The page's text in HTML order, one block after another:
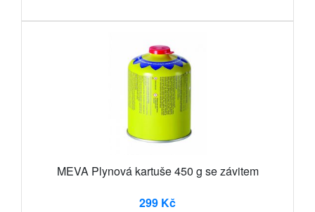
MEVA Plynová kartuše 450 g se závitem
299 Kč